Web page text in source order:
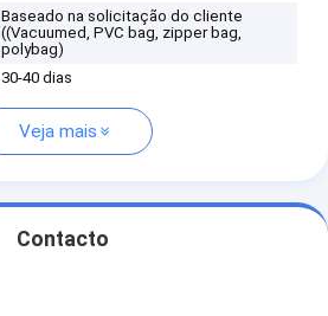
Baseado na solicitação do cliente
((Vacuumed, PVC bag, zipper bag,
polybag)
30-40 dias
Veja mais
Contacto